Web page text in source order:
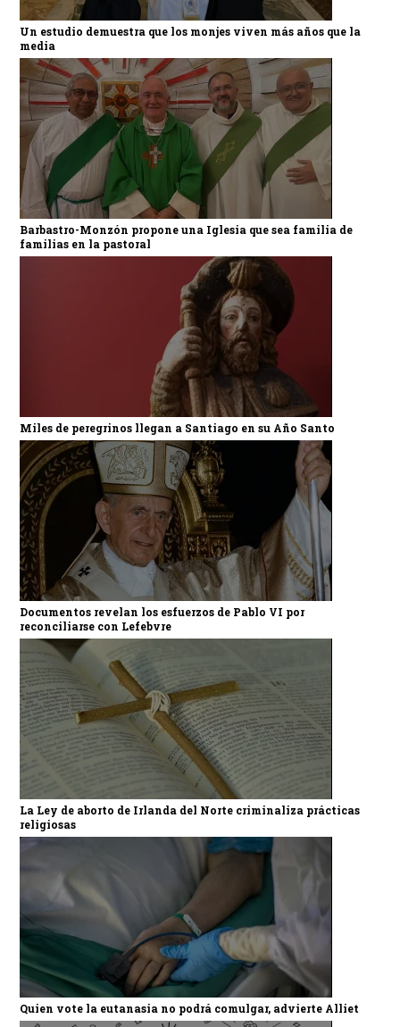
Un estudio demuestra que los monjes viven más años que la
media
Barbastro-Monzón propone una Iglesia que sea familia de
familias en la pastoral
Miles de peregrinos llegan a Santiago en su Año Santo
Documentos revelan los esfuerzos de Pablo VI por
reconciliarse con Lefebvre
La Ley de aborto de Irlanda del Norte criminaliza prácticas
religiosas
Quien vote la eutanasia no podrá comulgar, advierte Alliet